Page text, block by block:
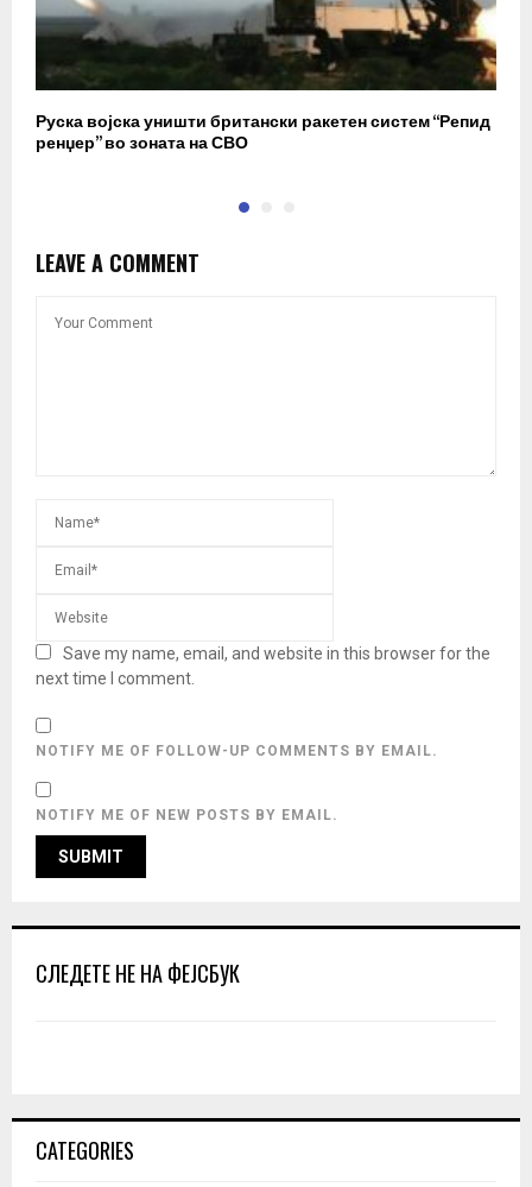
Руска војска уништи британски ракетен систем “Репид
ренџер” во зоната на СВО
LEAVE A COMMENT
Save my name, email, and website in this browser for the
next time I comment.
NOTIFY ME OF FOLLOW-UP COMMENTS BY EMAIL.
NOTIFY ME OF NEW POSTS BY EMAIL.
СЛЕДЕТЕ НЕ НА ФЕЈСБУК
CATEGORIES